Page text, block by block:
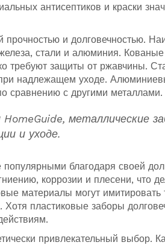
антисептиков и краски
прочностью и долговечностью.
стали и алюминия.
требуют защиты от ржавчины.
надлежащем уходе.
сравнению с другими металлами.
металлические
и уходе.
благодаря своей
коррозии и плесени, что
материалы могут имитировать
пластиковые заборы
привлекательный выбор.